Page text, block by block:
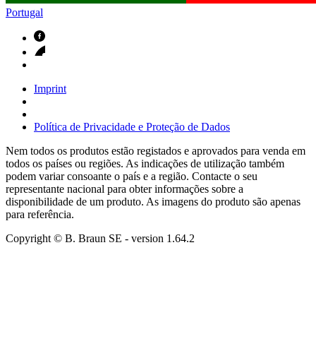
Portugal
Imprint
Política de Privacidade e Proteção de Dados
Nem todos os produtos estão registados e aprovados para venda em
todos os países ou regiões. As indicações de utilização também
podem variar consoante o país e a região. Contacte o seu
representante nacional para obter informações sobre a
disponibilidade de um produto. As imagens do produto são apenas
para referência.
Copyright © B. Braun SE - version 1.64.2